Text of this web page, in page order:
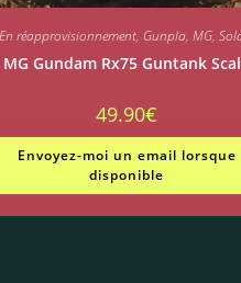
En réapprovisionnement, Gunpla, MG,
MG Gundam Rx75 Guntank
49.90€
Envoyez-moi un email lorsque
disponible